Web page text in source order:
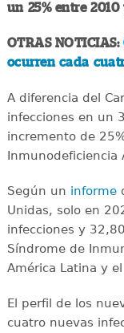
un 25% entre 2010
OTRAS NOTICIAS:
ocurren cada
A diferencia del
infecciones en un
incremento de
Inmunodeficiencia
Según un informe
Unidas, solo en
infecciones y
Síndrome de
América Latina y
El perfil de los
cuatro nuevas